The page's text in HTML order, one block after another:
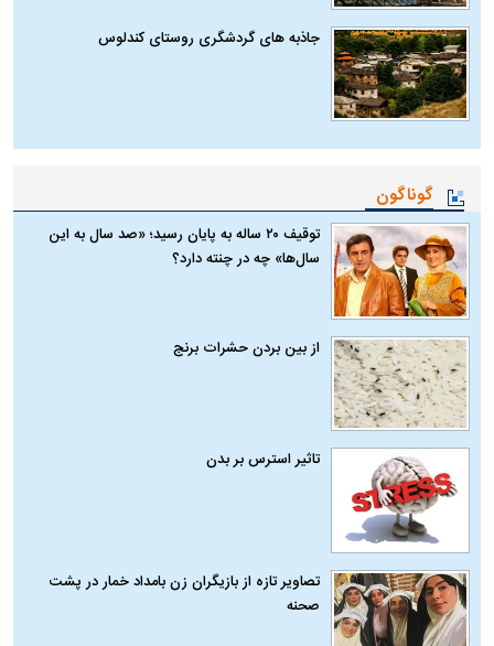
جاذبه های گردشگری روستای کندلوس
گوناگون
توقیف ۲۰ ساله به پایان رسید؛ «صد سال به این
سال‌ها» چه در چنته دارد؟
از بین بردن حشرات برنج
تاثیر استرس بر بدن
تصاویر تازه از بازیگران زن بامداد خمار در پشت
صحنه